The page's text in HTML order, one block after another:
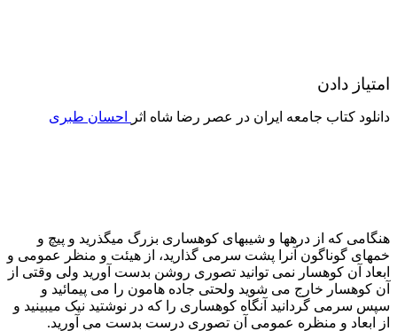
امتیاز دادن
دانلود کتاب جامعه ایران در عصر رضا شاه اثر احسان طبری
هنگامی که از درهها و شیبهای کوهساری بزرگ میگذرید و پیچ و
خمهای گوناگون آنرا پشت سرمی گذارید، از هیئت و منظر عمومی و
ابعاد آن کوهسار نمی توانید تصوری روشن بدست آورید ولی وقتی از
آن کوهسار خارج می شوید ولحتی جاده هامون را می پیمائید و
سپس سرمی گردانید آنگاه کوهساری را که در نوشتید نیک میبینید و
از ابعاد و منظره عمومی آن تصوری درست بدست می آورید.